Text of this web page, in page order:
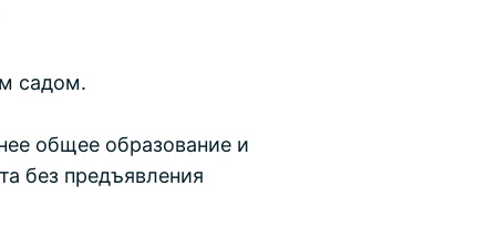
садом.
общее образование и
без предъявления